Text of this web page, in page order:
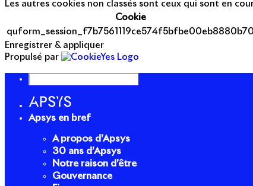
Les autres cookies non classés sont ceux qui sont en
Cookie
quform_session_f7b7561119ce574f5bfbe00eb8880b70
Enregistrer & appliquer
Propulsé par
Apsys en bref
A propos d’Apsys
30 ans d’Apsys
Notre raison d’être
Gouvernance